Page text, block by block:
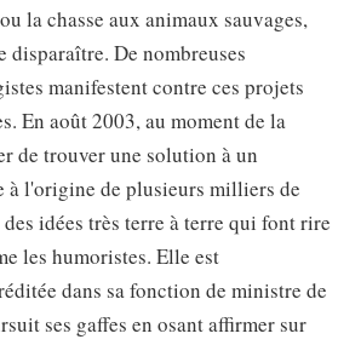
la chasse aux animaux sauvages,
disparaître. De nombreuses
manifestent contre ces projets
En août 2003, au moment de la
de trouver une solution à un
à l'origine de plusieurs milliers de
idées très terre à terre qui font rire
les humoristes. Elle est
dans sa fonction de ministre de
ses gaffes en osant affirmer sur